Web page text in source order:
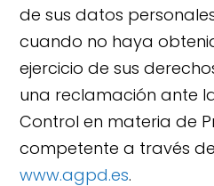
de sus datos
cuando no haya
ejercicio de sus
una reclamación ante
Control en materia de
competente a través
www.agpd.es.